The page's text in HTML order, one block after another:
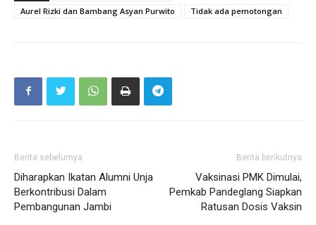
Aurel Rizki dan Bambang Asyan Purwito
Tidak ada pemotongan
Berita sebelumya
Diharapkan Ikatan Alumni Unja
Berkontribusi Dalam
Pembangunan Jambi
Berita berikutnya
Vaksinasi PMK Dimulai,
Pemkab Pandeglang Siapkan
Ratusan Dosis Vaksin